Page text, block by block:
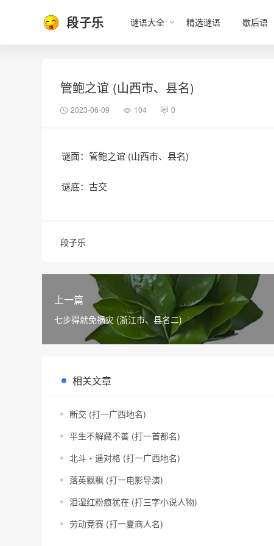
段子乐 谜语大全 精选谜语 歇后语
管鲍之谊 (山西市、县名)
2023-06-09 104 0
谜面：管鲍之谊 (山西市、县名)
谜底：古交
段子乐
上一篇
七步得就免祸灾 (浙江市、县名二)
相关文章
断交 (打一广西地名)
平生不解藏不善 (打一首都名)
北斗・遥对格 (打一广西地名)
落英飘飘 (打一电影导演)
泪湿红粉痕犹在 (打三字小说人物)
劳动竞赛 (打一夏商人名)